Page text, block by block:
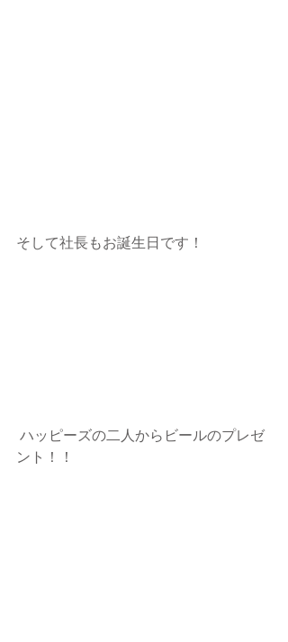
そして社長もお誕生日です！
ント！！